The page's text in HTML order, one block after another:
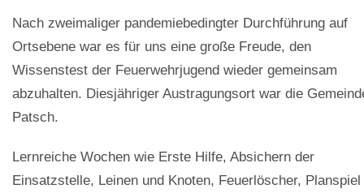
Nach zweimaliger pandemiebedingter Durchführung auf
Ortsebene war es für uns eine große Freude, den
Wissenstest der Feuerwehrjugend wieder gemeinsam
abzuhalten. Diesjähriger Austragungsort war die
Patsch.
Lernreiche Wochen wie Erste Hilfe, Absichern der
Einsatzstelle, Leinen und Knoten, Feuerlöscher, Planspiel